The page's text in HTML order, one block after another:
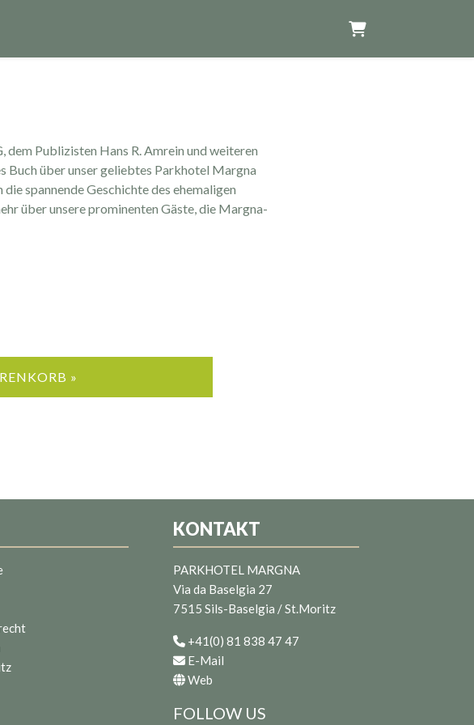
Warenkorb
dem Publizisten Hans R. Amrein und weiteren
Buch über unser geliebtes Parkhotel Margna
spannende Geschichte des ehemaligen
über unsere prominenten Gäste, die Margna-
»
KONTAKT
PARKHOTEL MARGNA
Via da Baselgia 27
7515 Sils-Baselgia / St.Moritz
+41(0) 81 838 47 47
E-Mail
Web
FOLLOW US